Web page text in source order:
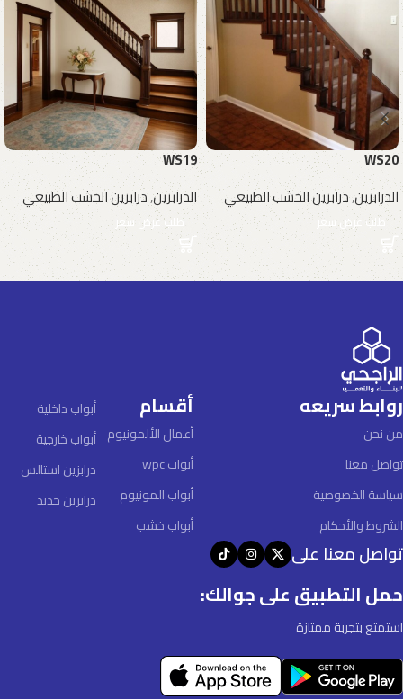
WS20
الدرابزين,درابزين الخشب الطبيعي
طلب عرض سعر
WS19
الدرابزين,درابزين الخشب الطبيعي
طلب عرض سعر
روابط سريعه
من نحن
تواصل معنا
سياسة الخصوصية
الشروط والأحكام
أقسام
أعمال الألمونيوم
أبواب wpc
أبواب المونيوم
أبواب خشب
أبواب داخلية
أبواب خارجية
درابزين استالس
درابزين حديد
تواصل معنا على
حمل التطبيق على جوالك:
استمتع بتجربة ممتازة